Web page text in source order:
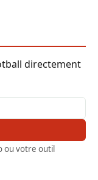
directement
ou votre outil